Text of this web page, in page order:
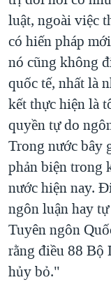
luật, ngoài việc
có hiến pháp
nó cũng không
quốc tế, nhất là
kết thực hiện là
quyền tự do
Trong nước bây
phản biện trong
nước hiện nay.
ngôn luận hay
Tuyên ngôn
rằng điều 88 Bộ
hủy bỏ."